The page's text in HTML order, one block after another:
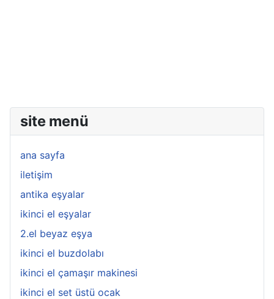
site menü
ana sayfa
iletişim
antika eşyalar
ikinci el eşyalar
2.el beyaz eşya
ikinci el buzdolabı
ikinci el çamaşır makinesi
ikinci el set üstü ocak